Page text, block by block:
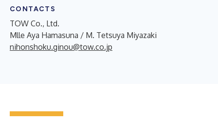
CONTACTS
TOW Co., Ltd.
Mlle Aya Hamasuna / M. Tetsuya Miyazaki
nihonshoku.ginou@tow.co.jp